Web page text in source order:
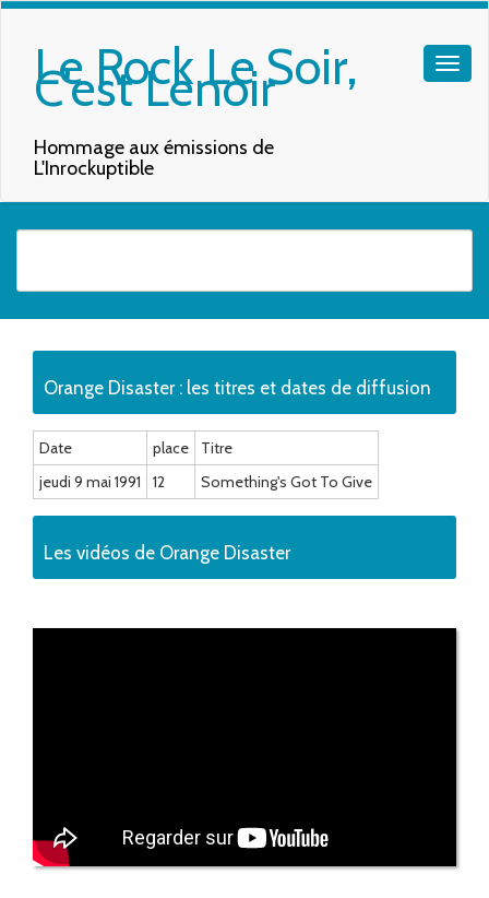
Le Rock Le Soir,
C'est Lenoir
Hommage aux émissions de
L'Inrockuptible
Orange Disaster : les titres et dates de diffusion
Date place
Titre
jeudi 9 mai 1991
12 Something's Got To Give
Les vidéos de Orange Disaster